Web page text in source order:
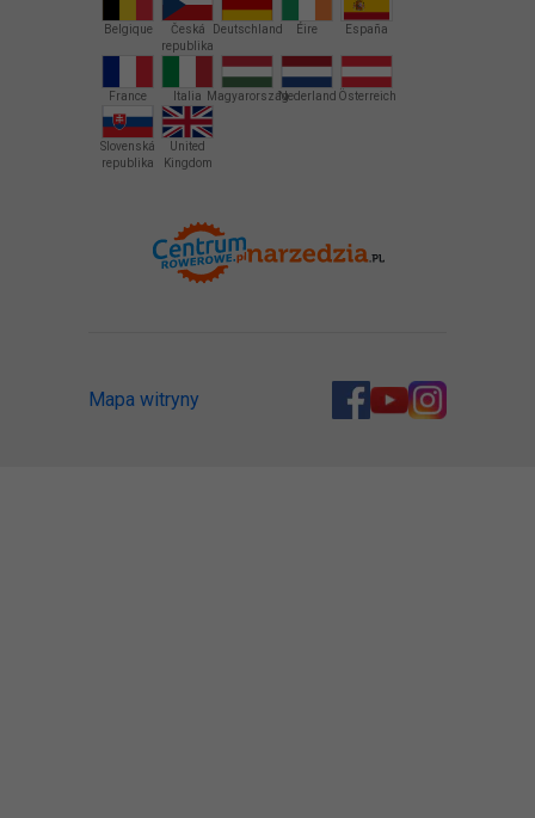
Belgique
Česká
republika
Deutschland Éire España
France Italia MagyarországNederland Österreich
Slovenská
republika
United
Kingdom
Mapa witryny